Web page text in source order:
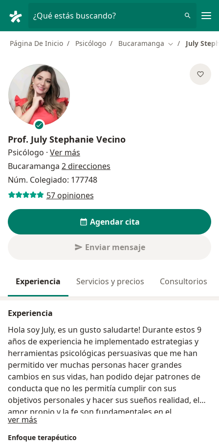
¿Qué estás buscando?
Página De Inicio Psicólogo Bucaramanga Cambiar de
July
Prof. July Stephanie Vecino
Psicólogo · Ver más
Bucaramanga 2 direcciones
Núm. Colegiado: 177748
57 opiniones
Agendar cita
Enviar mensaje
Experiencia Servicios y precios Consultorios
Experiencia
Hola soy July, es un gusto saludarte! Durante estos 9
años de experiencia he implementado estrategias y
herramientas psicológicas persuasivas que me han
permitido ver muchas personas hacer grandes
cambios en sus vidas, han podido dejar patrones de
conducta que no les permitía cumplir con sus
objetivos personales y hacer sus sueños realidad, el
amor propio y la fe son fundamentales en el
desarrollo individual, en pareja y a nivel social.
Empecemos juntos a cambiar desde adentro!
ver más
Enfoque terapéutico